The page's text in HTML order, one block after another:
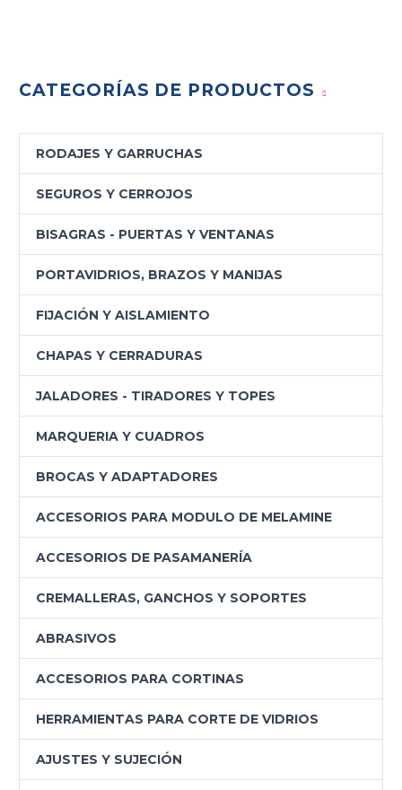
CATEGORÍAS DE PRODUCTOS
RODAJES Y GARRUCHAS
SEGUROS Y CERROJOS
BISAGRAS - PUERTAS Y VENTANAS
PORTAVIDRIOS, BRAZOS Y MANIJAS
FIJACIÓN Y AISLAMIENTO
CHAPAS Y CERRADURAS
JALADORES - TIRADORES Y TOPES
MARQUERIA Y CUADROS
BROCAS Y ADAPTADORES
ACCESORIOS PARA MODULO DE MELAMINE
ACCESORIOS DE PASAMANERÍA
CREMALLERAS, GANCHOS Y SOPORTES
ABRASIVOS
ACCESORIOS PARA CORTINAS
HERRAMIENTAS PARA CORTE DE VIDRIOS
AJUSTES Y SUJECIÓN